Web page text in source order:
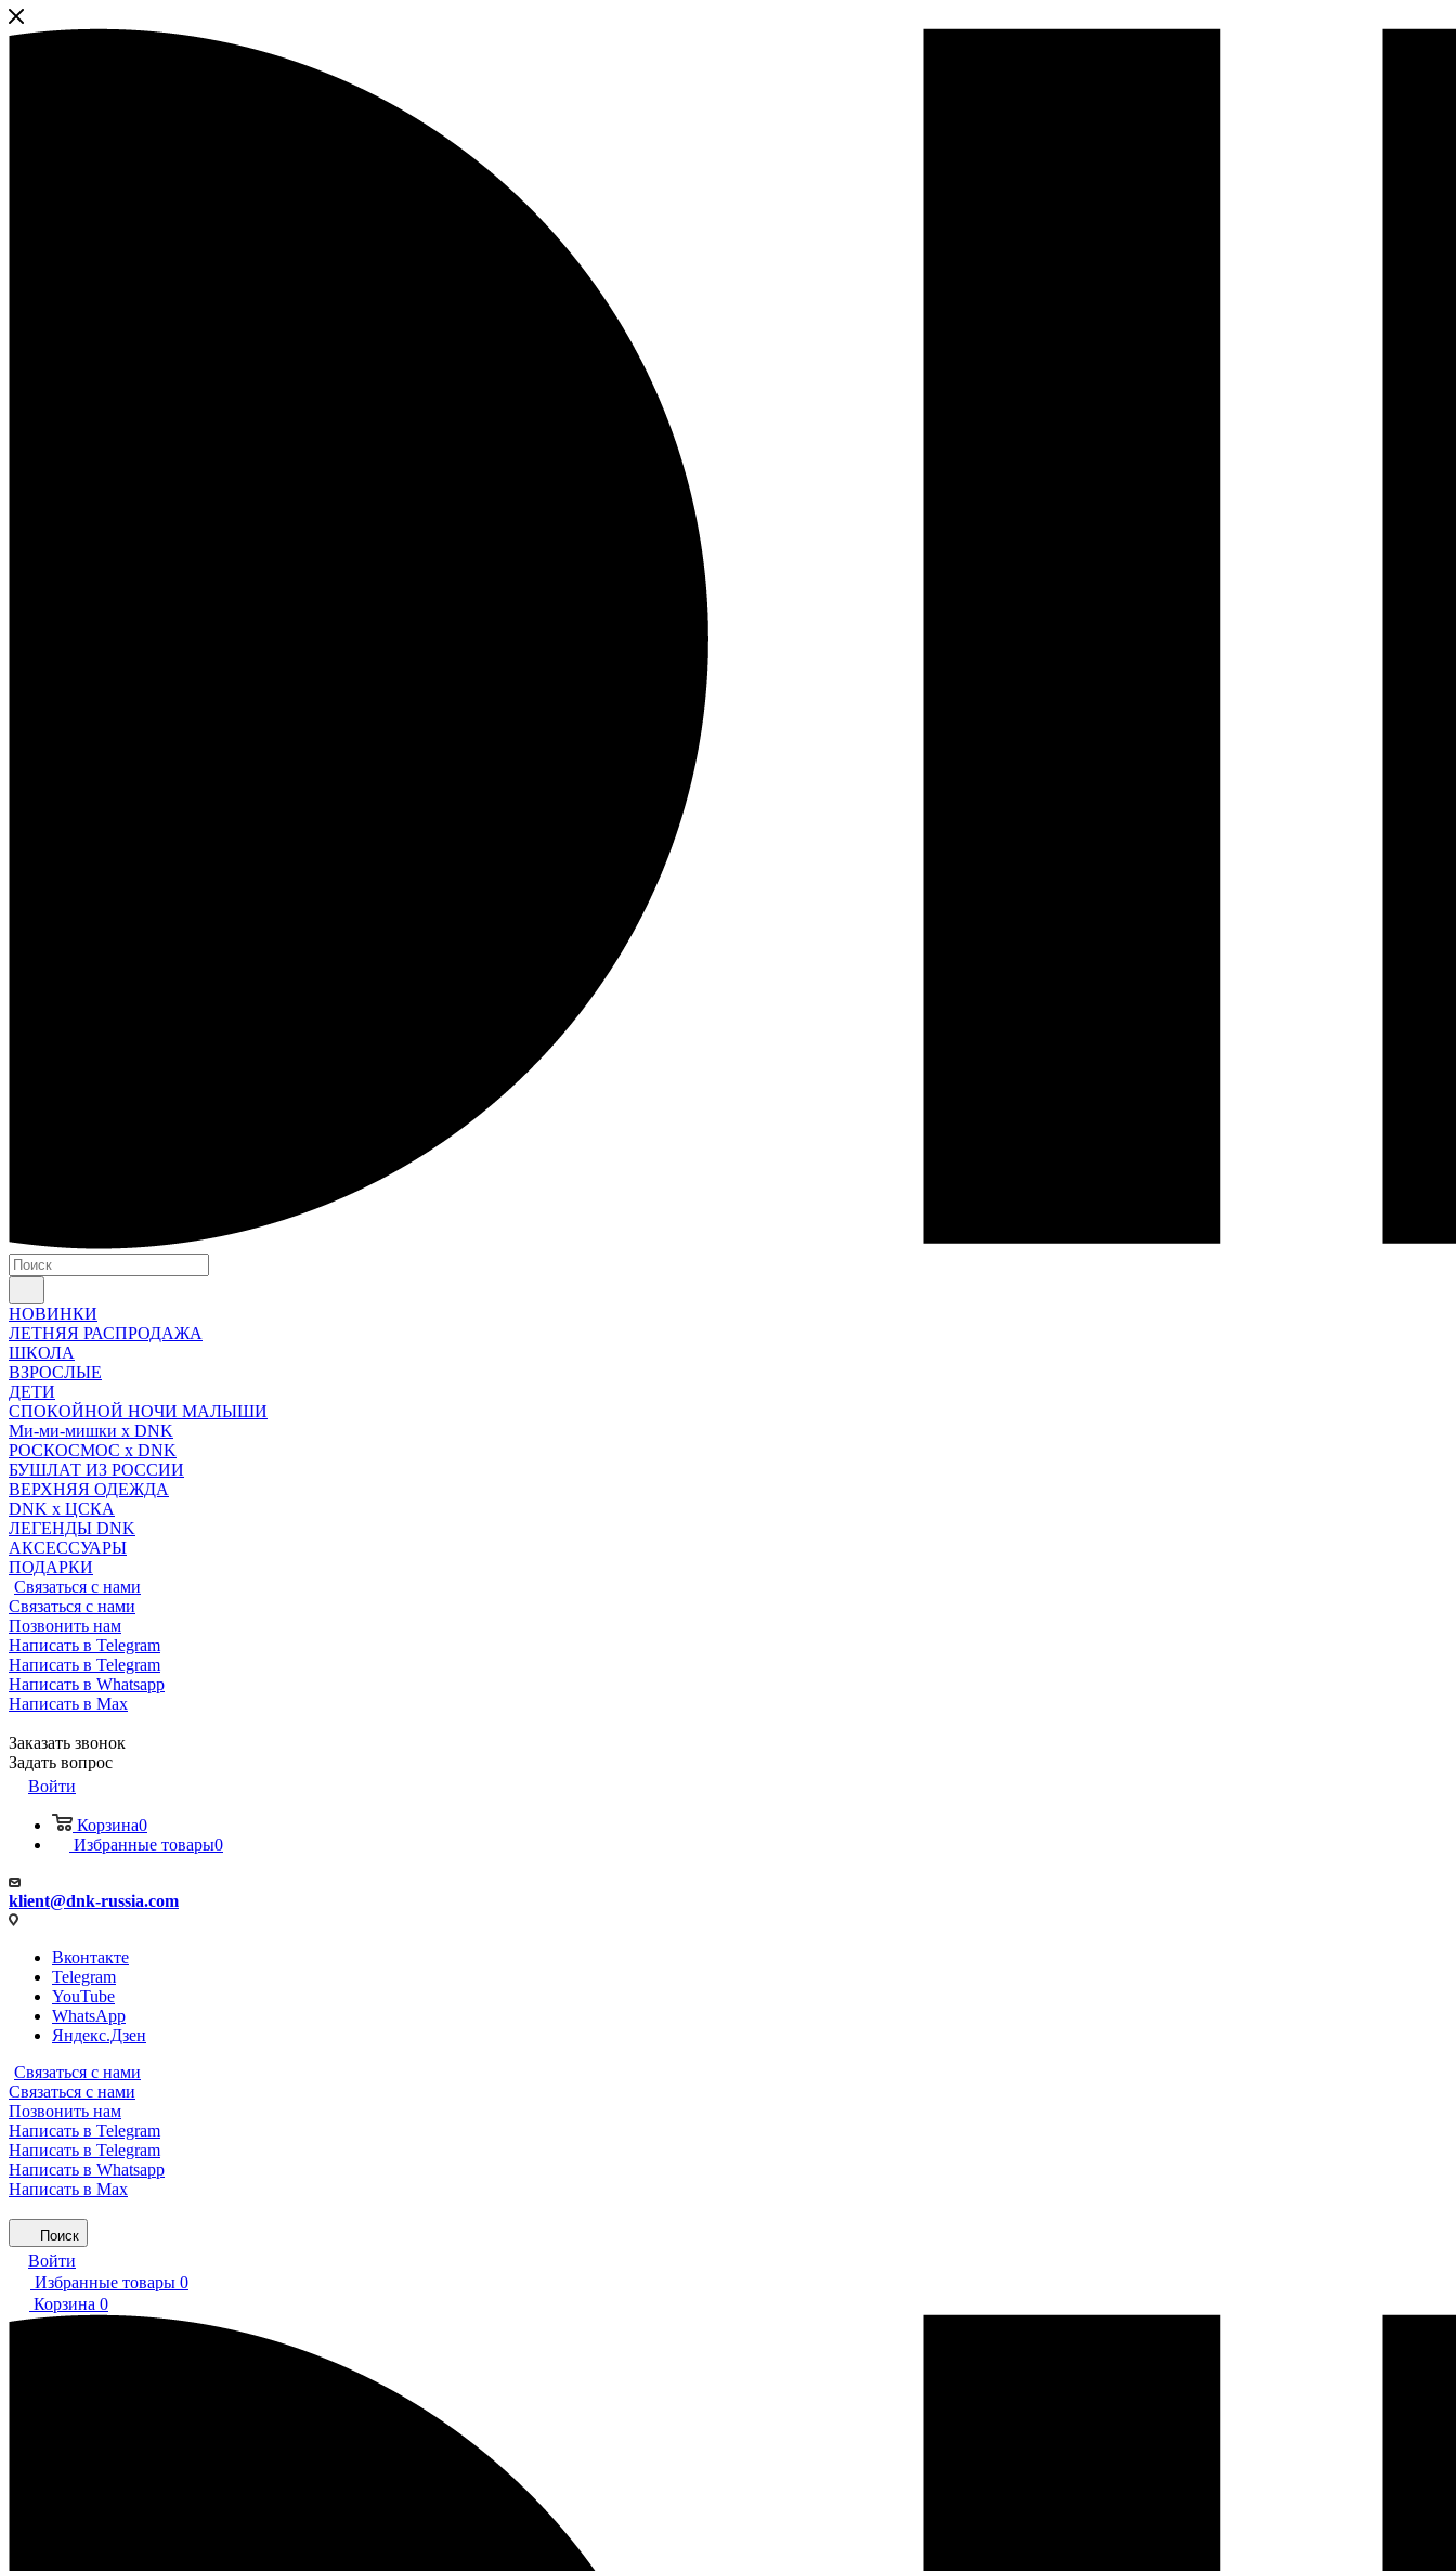
НОВИНКИ
ЛЕТНЯЯ РАСПРОДАЖА
ШКОЛА
ВЗРОСЛЫЕ
ДЕТИ
СПОКОЙНОЙ НОЧИ МАЛЫШИ
Ми-ми-мишки x DNK
РОСКОСМОС x DNK
БУШЛАТ ИЗ РОССИИ
ВЕРХНЯЯ ОДЕЖДА
DNK x ЦСКА
ЛЕГЕНДЫ DNK
АКСЕССУАРЫ
ПОДАРКИ
Связаться с нами
Связаться с нами
Позвонить нам
Написать в Telegram
Написать в Telegram
Написать в Whatsapp
Написать в Max
Заказать звонок
Задать вопрос
Войти
Корзина0
Избранные товары0
klient@dnk-russia.com
Вконтакте
Telegram
YouTube
WhatsApp
Яндекс.Дзен
Связаться с нами
Связаться с нами
Позвонить нам
Написать в Telegram
Написать в Telegram
Написать в Whatsapp
Написать в Max
Поиск
Войти
Избранные товары 0
Корзина 0